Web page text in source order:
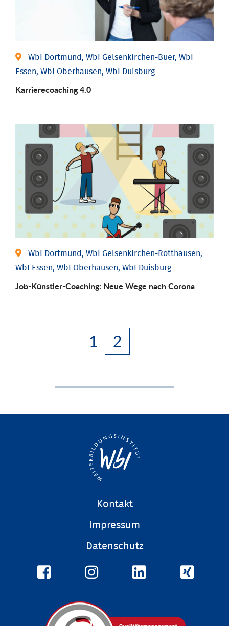
WbI Dortmund, WbI Gelsenkirchen-Buer, WbI
Essen, WbI Oberhausen, WbI Duisburg
Karriere­coaching 4.0
WbI Dortmund, WbI Gelsenkirchen-Rotthausen,
WbI Essen, WbI Oberhausen, WbI Duisburg
Job-Künstler-Coaching: Neue Wege nach Corona
1 2
Kontakt
Impressum
Datenschutz